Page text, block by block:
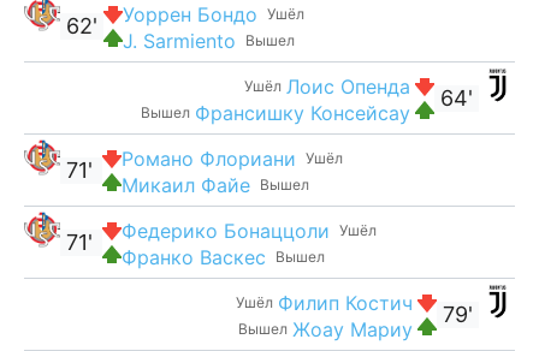
Ушёл
Уоррен Бондо
Вышел
J. Sarmiento
62'
64'
Ушёл Лоис Опенда
Вышел Франсишку Консейсау
Ушёл
Романо Флориани
Вышел
Микаил Файе
71'
Ушёл
Федерико Бонаццоли
Вышел
Франко Васкес
71'
79'
Ушёл Филип Костич
Вышел Жоау Мариу